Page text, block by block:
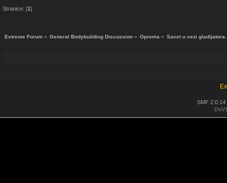
Stranice: [1]
Extreme Forum » General Bodybuilding Discussion » Oprema » Savet u vezi
SMF 2.0.14